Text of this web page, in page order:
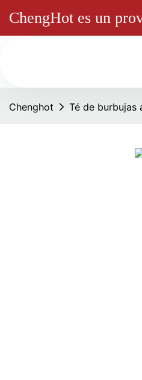
ChengHot es un
Chenghot Té de burbujas